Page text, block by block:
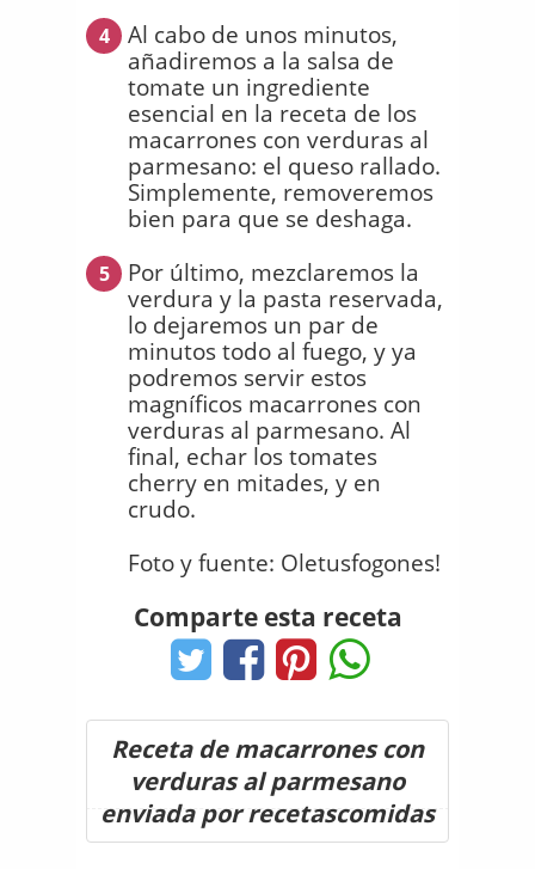
4
Al cabo de unos minutos,
añadiremos a la salsa de
tomate un ingrediente
esencial en la receta de los
macarrones con verduras al
parmesano: el queso rallado.
Simplemente, removeremos
bien para que se deshaga.
5
Por último, mezclaremos la
verdura y la pasta reservada,
lo dejaremos un par de
minutos todo al fuego, y ya
podremos servir estos
magníficos macarrones con
verduras al parmesano. Al
final, echar los tomates
cherry en mitades, y en
crudo.
Foto y fuente: Oletusfogones!
Comparte esta receta
Receta de macarrones con
verduras al parmesano
enviada por recetascomidas